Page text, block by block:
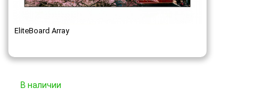
EliteBoard Array
В наличии